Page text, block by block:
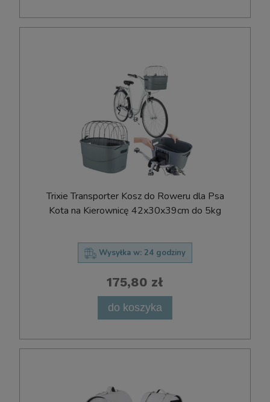
Trixie Transporter Kosz do Roweru dla Psa
Kota na Kierownicę 42x30x39cm do 5kg
Wysyłka w: 24 godziny
175,80 zł
do koszyka